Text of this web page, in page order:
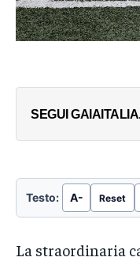
SEGUI
Testo: A- Reset
La straordinaria